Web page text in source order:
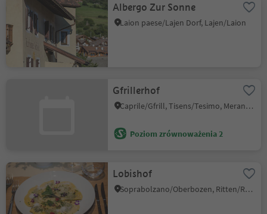
Albergo Zur Sonne
Laion paese/Lajen Dorf, Lajen/Laion
Gfrillerhof
Caprile/Gfrill, Tisens/Tesimo, Meran/Merano and environs
Poziom zrównoważenia 2
Lobishof
Soprabolzano/Oberbozen, Ritten/Renon, Bolzano/Bozen and environs